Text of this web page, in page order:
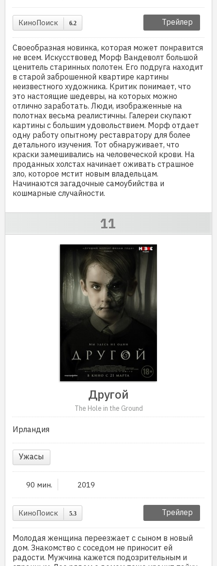
КиноПоиск 6.2 Трейлер
Своеобразная новинка, которая может понравится
не всем. Искусствовед Морф Вандеволт большой
ценитель старинных полотен. Его подруга находит
в старой заброшенной квартире картины
неизвестного художника. Критик понимает, что
это настоящие шедевры, на которых можно
отлично заработать. Люди, изображенные на
полотнах весьма реалистичны. Галереи скупают
картины с большим удовольствием. Морф отдает
одну работу опытному реставратору для более
детального изучения. Тот обнаруживает, что
краски замешивались на человеческой крови. На
проданных холстах начинает оживать страшное
зло, которое мстит новым владельцам.
Начинаются загадочные самоубийства и
кошмарные случайности.
Другой
The Hole in the Ground
Ирландия
Ужасы
90 мин. 2019
КиноПоиск 5.3 Трейлер
Молодая женщина переезжает с сыном в новый
дом. Знакомство с соседом не приносит ей
радости. Мужчина кажется подозрительным и